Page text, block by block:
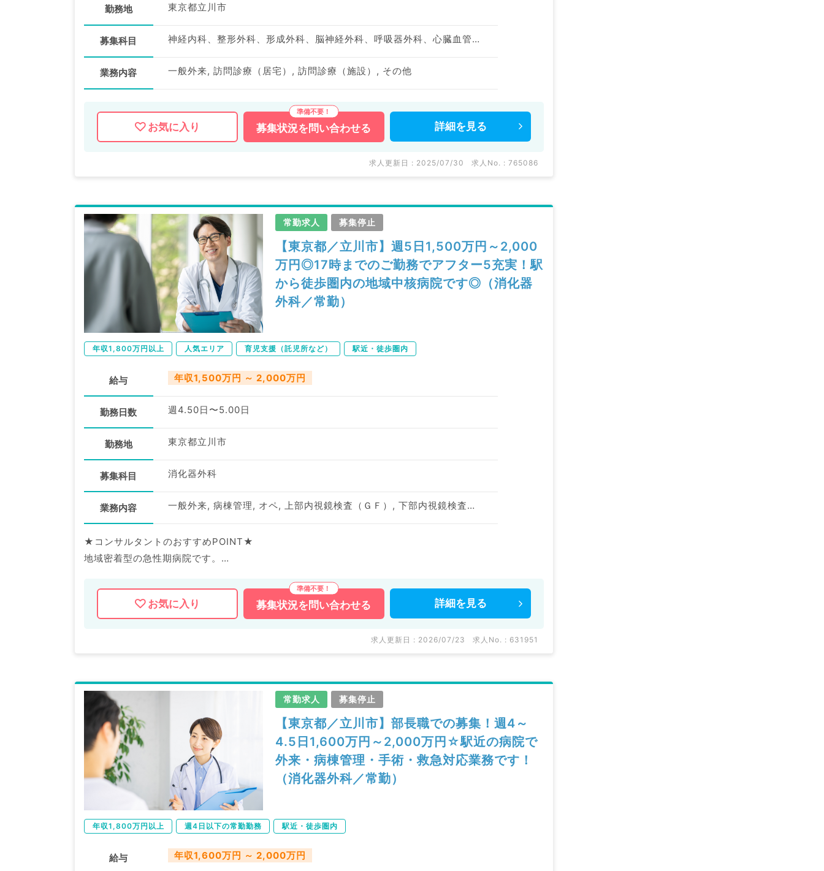
勤務地 東京都立川市
募集科目 神経内科、整形外科、形成外科、脳神経外科、呼吸器外科、心臓血管外科、泌尿器科、一般内科、循環器内科、呼吸器内科、消化器内科、内分泌・代謝内科、腎臓内科、老年内科、血液内科、外科系全般、一般外科、消化器外科、乳腺外科、膠原病科、大腸・肛門外科
業務内容 一般外来, 訪問診療（居宅）, 訪問診療（施設）, その他
お気に入り 募集状況を 問い合わせる 詳細を 見る
求人更新日 : 2025/07/30 求人No. : 765086
常勤求人 募集停止
【東京都／立川市】週5日1,500万円～2,000
万円◎17時までのご勤務でアフター5充実！駅
から徒歩圏内の地域中核病院です◎（消化器
外科／常勤）
年収1,800万円以上 人気エリア 育児支援（託児所など） 駅近・徒歩圏内
給与 年収1,500万円 ～ 2,000万円
勤務日数 週4.50日〜5.00日
勤務地 東京都立川市
募集科目 消化器外科
業務内容 一般外来, 病棟管理, オペ, 上部内視鏡検査（ＧＦ）, 下部内視鏡検査（ＣＦ）
★コンサルタントのおすすめPOINT★
地域密着型の急性期病院です。
マイナビDOCTORでは病院やクリニックなどの医療機関求人はもちろんのこと、
お気に入り 募集状況を 問い合わせる 詳細を 見る
求人更新日 : 2026/07/23 求人No. : 631951
常勤求人 募集停止
【東京都／立川市】部長職での募集！週4～
4.5日1,600万円～2,000万円☆駅近の病院で
外来・病棟管理・手術・救急対応業務です！
（消化器外科／常勤）
年収1,800万円以上 週4日以下の常勤勤務 駅近・徒歩圏内
給与 年収1,600万円 ～ 2,000万円